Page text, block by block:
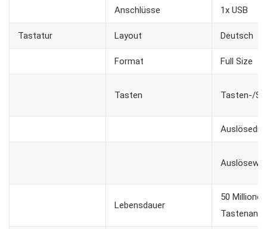
Anschlüsse 1x USB
Tastatur Layout Deutsch
Format Full Size
Tasten Tasten-/
Lebensdauer
50 Millionen